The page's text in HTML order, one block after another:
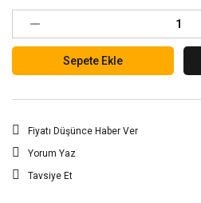
Sepete Ekle
Fiyatı Düşünce Haber Ver
Yorum Yaz
Tavsiye Et